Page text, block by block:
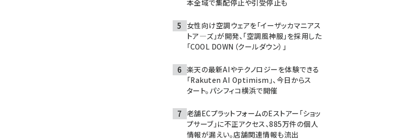
本全域で集配停止や引受停止も
女性向け空調ウェアを「イーザッカマニアス
トア―ズ」が開発、「空調風神服」を採用した
「COOL DOWN（クールダウン）」
楽天の最新AIやテクノロジーを体験できる
「Rakuten AI Optimism」、今日からス
タート。パシフィコ横浜で開催
老舗ECプラットフォームのEストアー「ショッ
プサーブ」に不正アクセス、885万件の個人
情報が漏えい。店舗関連情報も流出